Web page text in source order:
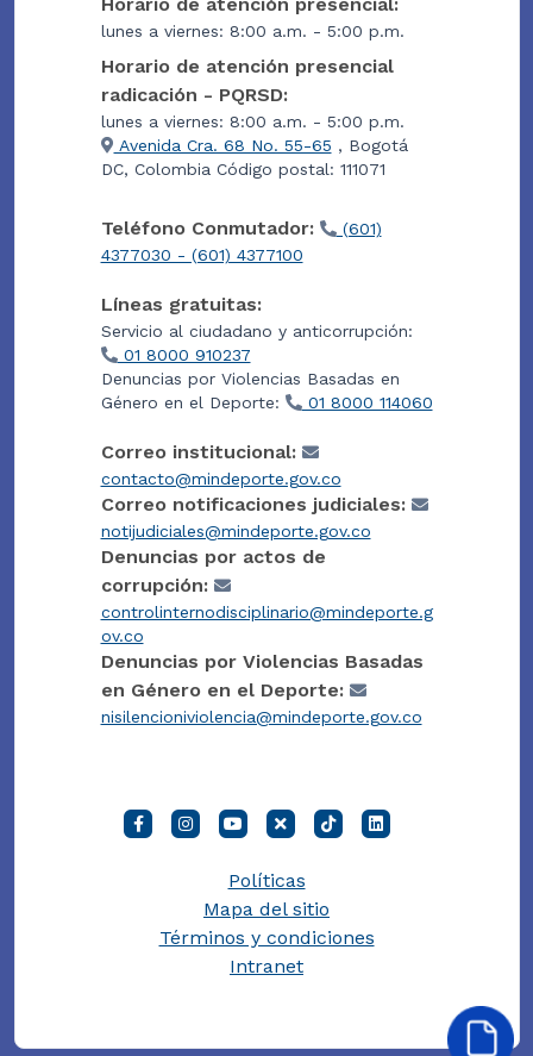
lunes a viernes: 8:00 a.m. - 5:00 p.m.
Horario de atención presencial
radicación - PQRSD:
lunes a viernes: 8:00 a.m. - 5:00 p.m.
Avenida Cra. 68 No. 55-65 , Bogotá
DC, Colombia Código postal: 111071
Teléfono Conmutador:
(601)
4377030 - (601) 4377100
Líneas gratuitas:
Servicio al ciudadano y anticorrupción:
01 8000 910237
Denuncias por Violencias Basadas en
Género en el Deporte:
01 8000 114060
Correo institucional:
contacto@mindeporte.gov.co
Correo notificaciones judiciales:
notijudiciales@mindeporte.gov.co
Denuncias por actos de
corrupción:
controlinternodisciplinario@mindeporte.g
ov.co
Denuncias por Violencias Basadas
en Género en el Deporte:
nisilencioniviolencia@mindeporte.gov.co
Políticas
Mapa del sitio
Términos y condiciones
Intranet